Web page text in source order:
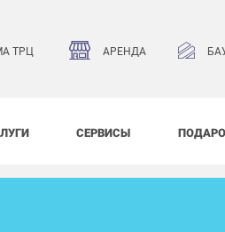
ТРЦ АРЕНДА
СЕРВИСЫ